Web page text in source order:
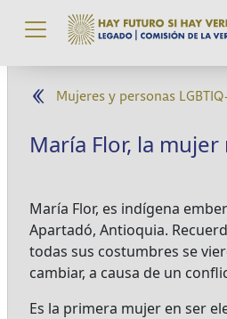
Pasar al contenido principal
Mujeres y personas
María Flor, la
María Flor, es indígena
Apartadó, Antioquia.
todas sus costumbres se
cambiar, a causa de un
Es la primera mujer en ser